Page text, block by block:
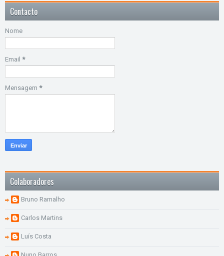
Contacto
Nome
Email *
Mensagem *
Colaboradores
Bruno Ramalho
Carlos Martins
Luís Costa